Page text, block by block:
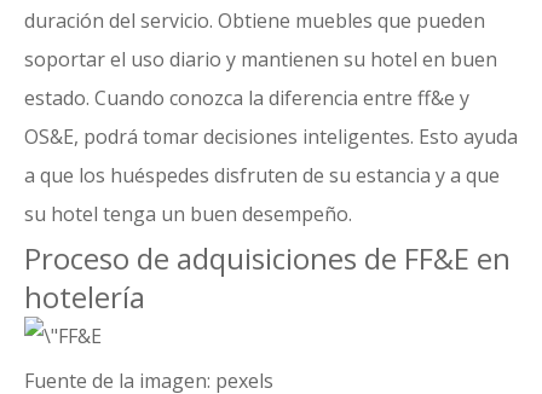
duración del servicio. Obtiene muebles que pueden
soportar el uso diario y mantienen su hotel en buen
estado. Cuando conozca la diferencia entre ff&e y
OS&E, podrá tomar decisiones inteligentes. Esto ayuda
a que los huéspedes disfruten de su estancia y a que
su hotel tenga un buen desempeño.
Proceso de adquisiciones de FF&E en
hotelería
Fuente de la imagen: pexels